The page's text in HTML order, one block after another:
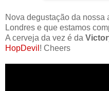
Nova degustação da nossa
Londres e que estamos
A cerveja da vez é da
HopDevil ! Cheers